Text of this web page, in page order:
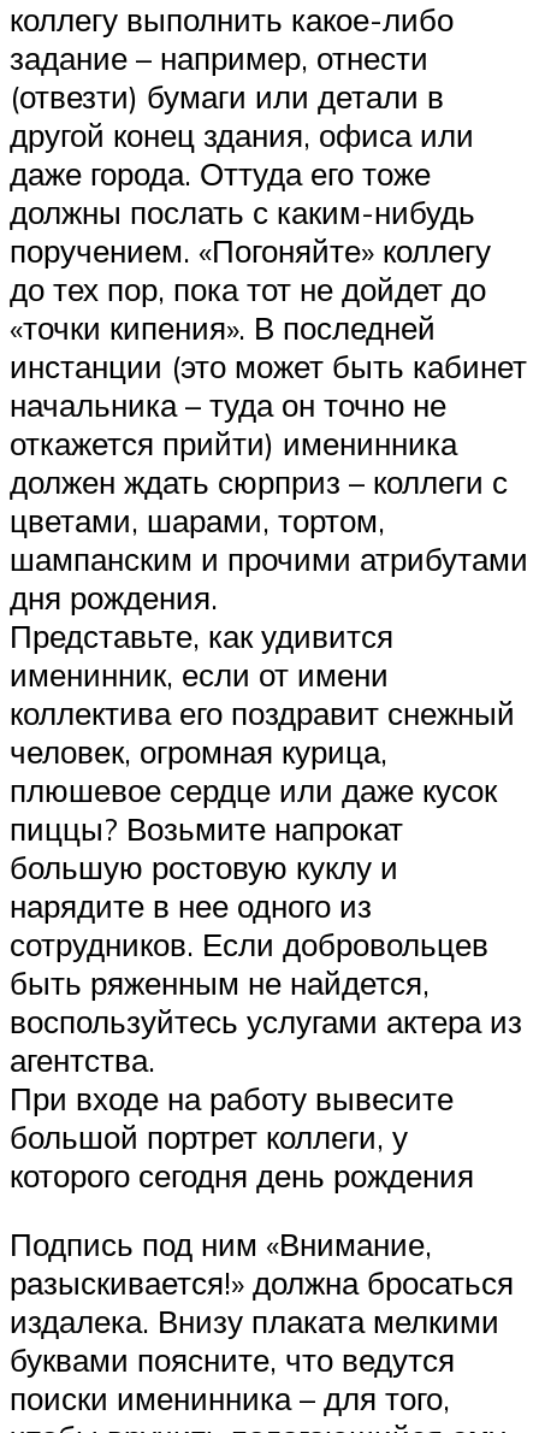
коллегу выполнить какое-либо
задание – например, отнести
(отвезти) бумаги или детали в
другой конец здания, офиса или
даже города. Оттуда его тоже
должны послать с каким-нибудь
поручением. «Погоняйте» коллегу
до тех пор, пока тот не дойдет до
«точки кипения». В последней
инстанции (это может быть кабинет
начальника – туда он точно не
откажется прийти) именинника
должен ждать сюрприз – коллеги с
цветами, шарами, тортом,
шампанским и прочими атрибутами
дня рождения.
Представьте, как удивится
именинник, если от имени
коллектива его поздравит снежный
человек, огромная курица,
плюшевое сердце или даже кусок
пиццы? Возьмите напрокат
большую ростовую куклу и
нарядите в нее одного из
сотрудников. Если добровольцев
быть ряженным не найдется,
воспользуйтесь услугами актера из
агентства.
При входе на работу вывесите
большой портрет коллеги, у
которого сегодня день рождения
Подпись под ним «Внимание,
разыскивается!» должна бросаться
издалека. Внизу плаката мелкими
буквами поясните, что ведутся
поиски именинника – для того,